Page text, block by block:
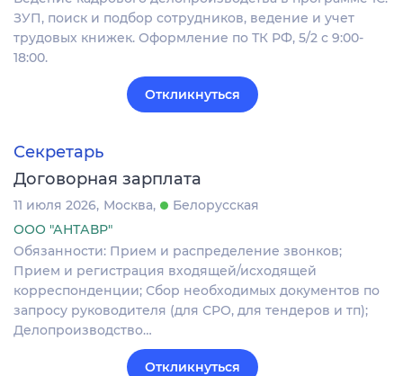
ЗУП, поиск и подбор сотрудников, ведение и учет
трудовых книжек. Оформление по ТК РФ, 5/2 с 9:00-
18:00.
Откликнуться
Секретарь
Договорная зарплата
11 июля 2026 Москва
Белорусская
ООО "АНТАВР"
Обязанности: Прием и распределение звонков;
Прием и регистрация входящей/исходящей
корреспонденции; Сбор необходимых документов по
запросу руководителя (для СРО, для тендеров и тп);
Делопроизводство…
Откликнуться